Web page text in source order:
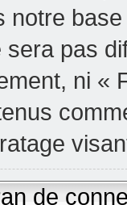
notre
sera pas
ni «
de